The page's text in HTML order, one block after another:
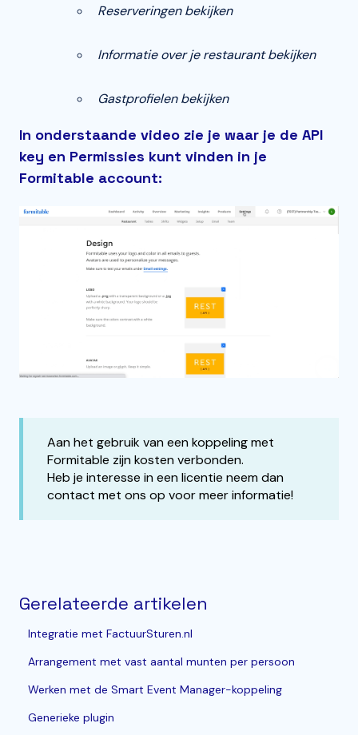
Reserveringen bekijken
Informatie over je restaurant bekijken
Gastprofielen bekijken
In onderstaande video zie je waar je de API
key en Permissies kunt vinden in je
Formitable account:
Aan het gebruik van een koppeling met
Formitable zijn kosten verbonden.
Heb je interesse in een licentie neem dan
contact met ons op voor meer informatie!
Gerelateerde artikelen
Integratie met FactuurSturen.nl
Arrangement met vast aantal munten per persoon
Werken met de Smart Event Manager-koppeling
Generieke plugin